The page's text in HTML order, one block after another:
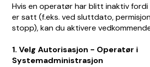
Hvis en operatør har blitt inaktiv fordi
er satt (f.eks. ved sluttdato,
stopp), kan du aktivere
1. Velg Autorisasjon - Operatør i
Systemadministrasjon